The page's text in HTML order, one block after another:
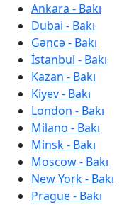
Ankara - Bakı
Dubai - Bakı
Gəncə - Bakı
İstanbul - Bakı
Kazan - Bakı
Kiyev - Bakı
London - Bakı
Milano - Bakı
Minsk - Bakı
Moscow - Bakı
New York - Bakı
Prague - Bakı